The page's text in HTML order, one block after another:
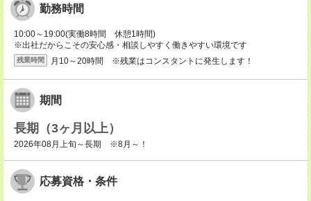
勤務時間
10:00～19:00(実働8時間 休憩1時間)
※出社だからこその安心感・相談しやすく働きやすい環境です
残業時間 月10～20時間 ※残業はコンスタントに発生します！
期間
長期（3ヶ月以上）
2026年08月上旬～長期 ※8月～！
応募資格・条件